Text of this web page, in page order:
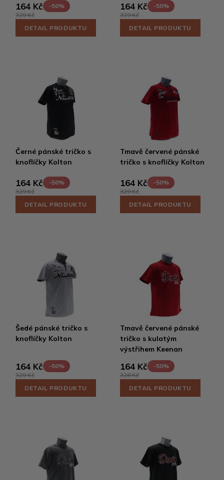
164 Kč
-50%
329 Kč
DETAIL PRODUKTU
164 Kč
-50%
329 Kč
DETAIL PRODUKTU
Černé pánské tričko s
knoflíčky Kolton
164 Kč
-50%
329 Kč
DETAIL PRODUKTU
Tmavě červené pánské
tričko s knoflíčky Kolton
164 Kč
-50%
329 Kč
DETAIL PRODUKTU
Šedé pánské tričko s
knoflíčky Kolton
164 Kč
-50%
329 Kč
DETAIL PRODUKTU
Tmavě červené pánské
tričko s kulatým
výstřihem Keenan
164 Kč
-50%
328 Kč
DETAIL PRODUKTU